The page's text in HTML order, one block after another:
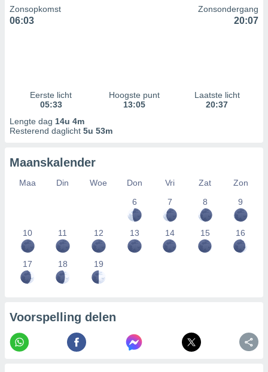
Zonsopkomst
06:03
Zonsondergang
20:07
Eerste licht
05:33
Hoogste punt
13:05
Laatste licht
20:37
Lengte dag 14u 4m
Resterend daglicht 5u 53m
Maanskalender
Maa Din Woe Don Vri Zat
Zon
6
7 8 9
10 11 12 13 14 15 16
17 18 19
Voorspelling delen